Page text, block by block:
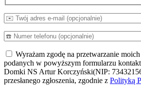
Wyrażam zgodę na przetwarzanie
podanych w powyższym formularzu
Domki NS Artur Korczyński(NIP:
przesłanego zgłoszenia, zgodnie z Polityką